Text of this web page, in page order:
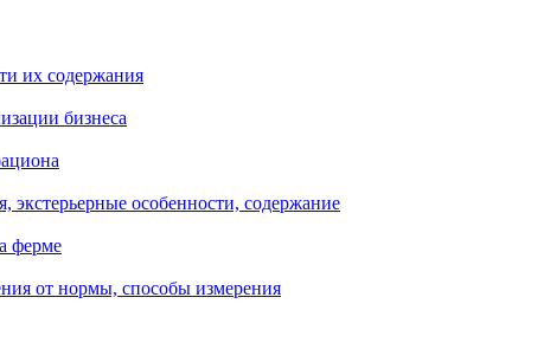
их содержания
бизнеса
экстерьерные особенности, содержание
ферме
от нормы, способы измерения